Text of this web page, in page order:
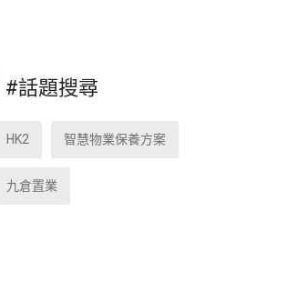
#話題搜尋
HK2 智慧物業保養方案
九倉置業